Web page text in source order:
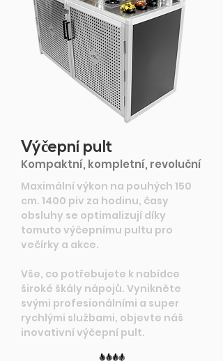
Výčepní pult
Kompaktní, kompletní, revoluční
Maximální výkon na pouhých 150
cm. 1400 piv za hodinu, časy
obsluhy se optimalizují díky
tomuto výčepnímu pultu pro
večírky a akce.
Vše, co potřebujete k nabídce
široké škály nápojů. Vynikněte
svými profesionálními a super
rychlými službami, objevte náš
inovativní výčepní pult.